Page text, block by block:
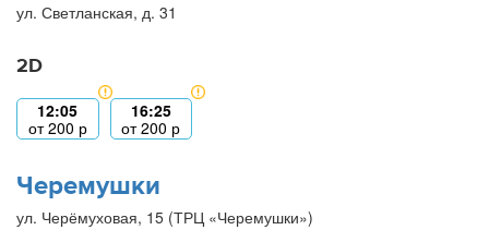
ул. Светланская, д. 31
2D
12:05
от200 р
16:25
от200 р
Черемушки
ул. Черёмуховая, 15 (ТРЦ «Черемушки»)